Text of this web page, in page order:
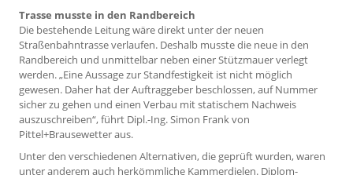
Trasse musste in den Randbereich
Die bestehende Leitung wäre direkt unter der neuen
Straßenbahntrasse verlaufen. Deshalb musste die neue in den
Randbereich und unmittelbar neben einer Stützmauer verlegt
werden. „Eine Aussage zur Standfestigkeit ist nicht möglich
gewesen. Daher hat der Auftraggeber beschlossen, auf Nummer
sicher zu gehen und einen Verbau mit statischem Nachweis
auszuschreiben“, führt Dipl.-Ing. Simon Frank von
Pittel+Brausewetter aus.
Unter den verschiedenen Alternativen, die geprüft wurden, waren
unter anderem auch herkömmliche Kammerdielen. Diplom-